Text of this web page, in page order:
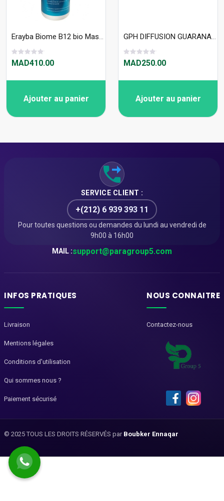
Erayba Biome B12 bio Mask 1000ml
MAD410.00
Ajouter au panier
GPH DIFFUSION GUARANA Bio 200 gélules
MAD250.00
Ajouter au panier
SERVICE CLIENT :
+(212) 6 939 393 11
Pour toutes questions ou demandes du lundi au vendredi de
9h00 à 16h00
MAIL :support@paragroup5.com
INFOS PRATIQUES
Livraison
Mentions légales
Conditions d'utilisation
Qui sommes nous ?
Paiement sécurisé
NOUS CONNAITRE
Contactez-nous
© 2025 TOUS LES DROITS RÉSERVÉS par Boubker Ennaqar